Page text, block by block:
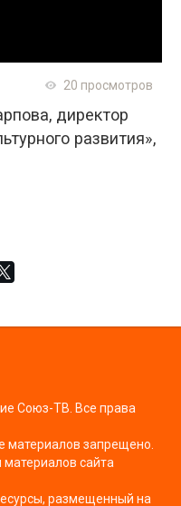
20 просмотров
директор
развития»,
Союз-ТВ. Все права
материалов запрещено.
сайта
размещенный на